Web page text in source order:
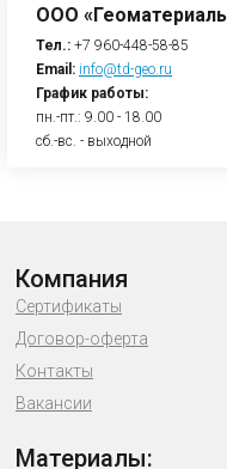
ООО
Тел.: +7 960-448-58-85
Email: info@td-geo.ru
График работы:
пн.-пт.: 9.00 - 18.00
сб.-вс. - выходной
Компания
Сертификаты
Договор-оферта
Контакты
Вакансии
Материалы: